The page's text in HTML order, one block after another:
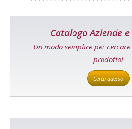
Catalogo Aziende
Un modo semplice per
prodotto!
Cerca adesso